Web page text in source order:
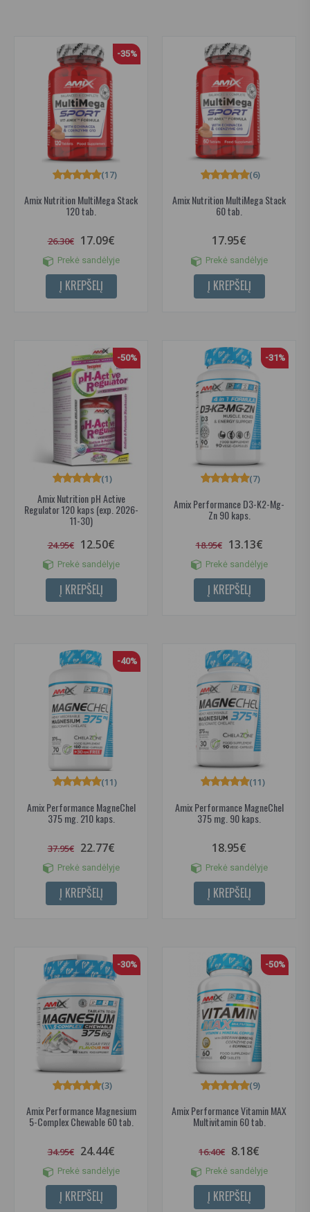
-35%
Amix Nutrition MultiMega Stack
120 tab.
(17)
26.30€ 17.09€
Prekė sandėlyje
Į KREPŠELĮ
Amix Nutrition MultiMega Stack
60 tab.
(6)
17.95€
Prekė sandėlyje
Į KREPŠELĮ
-50%
Amix Nutrition pH Active
Regulator 120 kaps (exp. 2026-
11-30)
(1)
24.95€ 12.50€
Prekė sandėlyje
Į KREPŠELĮ
-31%
Amix Performance D3-K2-Mg-
Zn 90 kaps.
(7)
18.95€ 13.13€
Prekė sandėlyje
Į KREPŠELĮ
-40%
Amix Performance MagneChel
375 mg. 210 kaps.
(11)
37.95€ 22.77€
Prekė sandėlyje
Į KREPŠELĮ
Amix Performance MagneChel
375 mg. 90 kaps.
(11)
18.95€
Prekė sandėlyje
Į KREPŠELĮ
-30%
Amix Performance Magnesium
5-Complex Chewable 60 tab.
(3)
34.95€ 24.44€
Prekė sandėlyje
Į KREPŠELĮ
-50%
Amix Performance Vitamin MAX
Multivitamin 60 tab.
(9)
16.40€ 8.18€
Prekė sandėlyje
Į KREPŠELĮ